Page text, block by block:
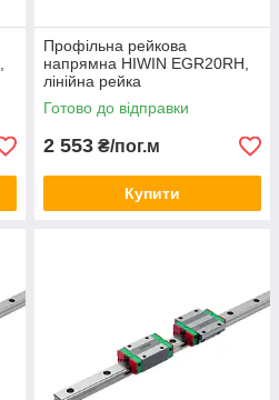
Профільна рейкова
напрямна HIWIN EGR20RH,
лінійна рейка
Готово до відправки
2 553 ₴/пог.м
Купити